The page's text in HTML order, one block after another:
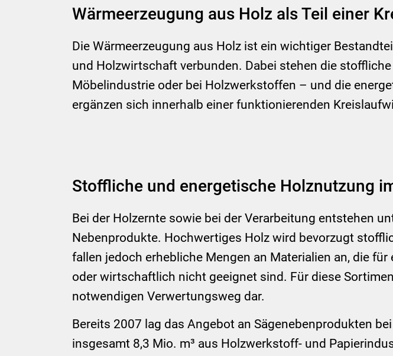
Wärmeerzeugung aus Holz als Teil einer
Die Wärmeerzeugung aus Holz ist ein wichtiger
und Holzwirtschaft verbunden. Dabei stehen die
Möbelindustrie oder bei Holzwerkstoffen – und die
ergänzen sich innerhalb einer funktionierenden
Stoffliche und energetische Holznutzung
Bei der Holzernte sowie bei der Verarbeitung entstehen
Nebenprodukte. Hochwertiges Holz wird bevorzugt
fallen jedoch erhebliche Mengen an Materialien an, die
oder wirtschaftlich nicht geeignet sind. Für diese
notwendigen Verwertungsweg dar.
Bereits 2007 lag das Angebot an Sägenebenprodukten
insgesamt 8,3 Mio. m³ aus Holzwerkstoff- und